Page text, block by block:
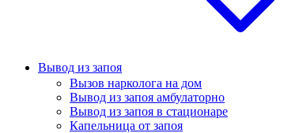
Вывод из запоя
Вызов нарколога на дом
Вывод из запоя амбулаторно
Вывод из запоя в стационаре
Капельница от запоя